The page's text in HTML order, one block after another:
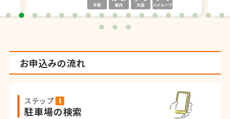
お申込みの流れ
ステップ
駐車場の検索